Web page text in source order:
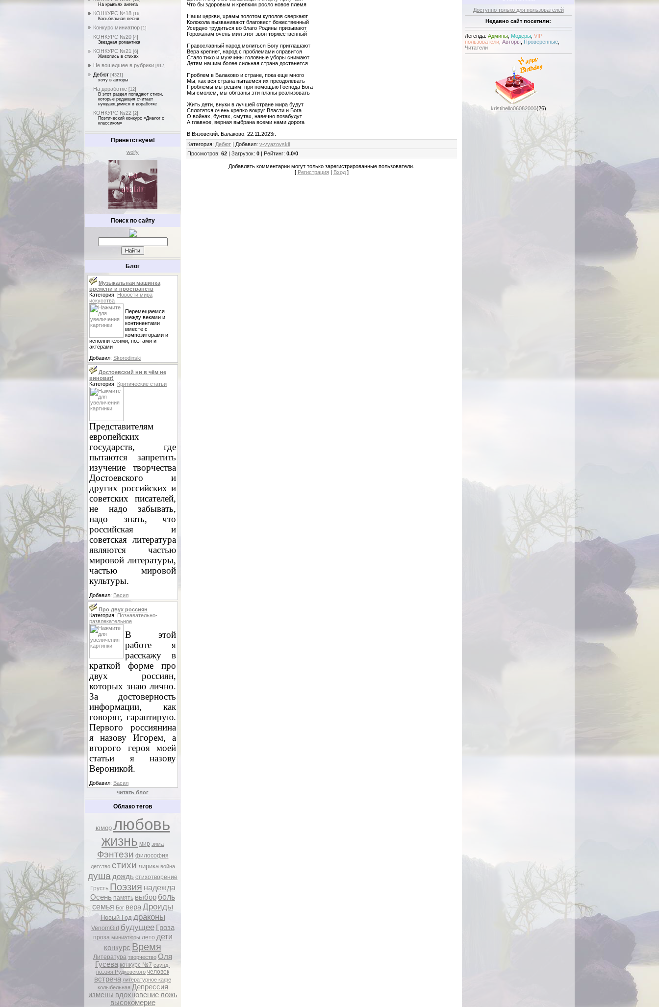
На крыльях ангела
КОНКУРС №18 [16]
Колыбельная песня
Конкурс миниатюр [1]
КОНКУРС №20 [4]
Звездная романтика
КОНКУРС №21 [6]
Живопись в стихах
Не вошедшее в рубрики [917]
Дебют [4321]
хочу в авторы
На доработке [12]
В этот раздел попадают стихи,
которые редакция считает
нуждающимися в доработке
КОНКУРС №22 [2]
Поэтический конкурс «Диалог с
классиком»
Приветствуем!
wolfy
Поиск по сайту
Блог
Музыкальная машинка
времени и пространств
Категория: Новости мира
искусства
Перемещаемся
между веками и
континентами
вместе с
композиторами и
исполнителями, поэтами и
актёрами
Добавил: Skorodinski
Достоевский ни в чём не
виноват!
Категория: Критические статьи
Представителям
европейских
государств, где
пытаются запретить
изучение творчества
Достоевского и
других российских и
советских писателей,
не надо забывать,
надо знать, что
российская и
советская литература
являются частью
мировой литературы,
частью мировой
культуры.
Добавил: Васил
Про двух россиян
Категория: Познавательно-
развлекательное
В этой
работе я
расскажу в
краткой форме про
двух россиян,
которых знаю лично.
За достоверность
информации, как
говорят, гарантирую.
Первого россиянина
я назову Игорем, а
второго героя моей
статьи я назову
Вероникой.
Добавил: Васил
читать блог
Облако тегов
юмор любовь
жизнь мир зима
Фэнтези философия
детство стихи лирика война
душа дождь стихотворение
Грусть Поэзия надежда
Осень память выбор боль
семья Бог вераДроиды
Новый Год драконы
VenomGirl будущее Гроза
проза миниатюры лето дети
конкурс Время
Литература творчество Оля
Гусева конкурс №7 саунд-
поэзия Рудковского человек
встреча литературное кафе
колыбельная Депрессия
измены вдохновение ложь
высокомерие
Что бы здоровым и крепким росло новое племя
Наши церкви, храмы золотом куполов сверкают
Колокола вызванивают благовест божественный
Усердно трудиться во благо Родины призывают
Горожанам очень мил этот звон торжественный
Православный народ молиться Богу приглашают
Вера крепнет, народ с проблемами справится
Стало тихо и мужчины головные уборы снимают
Детям нашим более сильная страна достанется
Проблем в Балаково и стране, пока еще много
Мы, как вся страна пытаемся их преодолевать
Проблемы мы решим, при помощью Господа Бога
Мы сможем, мы обязаны эти планы реализовать
Жить дети, внуки в лучшей стране мира будут
Сплотятся очень крепко вокруг Власти и Бога
О войнах, бунтах, смутах, навечно позабудут
А главное, верная выбрана всеми нами дорога
В.Вязовский. Балаково. 22.11.2023г.
Категория: Дебют Добавил: v-vyazovskii
Просмотров: 62 Загрузок: 0 Рейтинг: 0.0/0
Добавлять комментарии могут только зарегистрированные пользователи.
[ Регистрация Вход]
Доступно только для пользователей
Недавно сайт посетили:
Легенда: Админы Модеры VIP-
пользователи Авторы Проверенные
Читатели
kristihello06082000(26)